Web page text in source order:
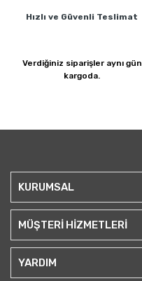
Hızlı ve Güvenli Teslimat
Verdiğiniz siparişler aynı gün
kargoda.
KURUMSAL
MÜŞTERİ HİZMETLERİ
YARDIM